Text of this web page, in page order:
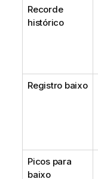
Recorde
histórico
Registro baixo
Picos para
baixo